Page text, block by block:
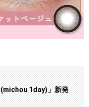
1day)」新発